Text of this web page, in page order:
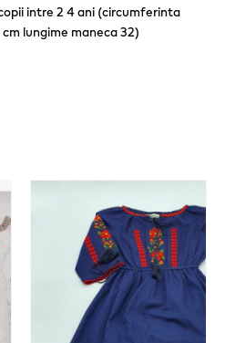
intre 2 4 ani (circumferinta
lungime maneca 32)